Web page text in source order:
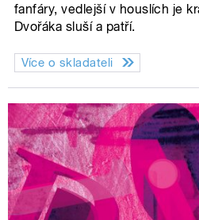
fanfáry, vedlejší v houslích je
Dvořáka sluší a patří.
Více o skladateli